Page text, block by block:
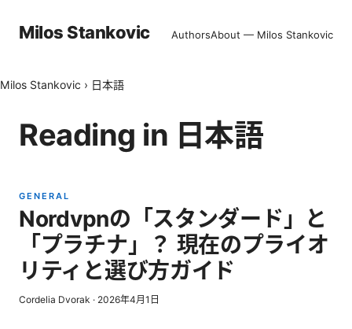
Milos Stankovic AuthorsAbout — Milos Stankovic
Milos Stankovic › 日本語
Reading in 日本語
GENERAL
Nordvpnの「スタンダード」と
「プラチナ」？ 現在のプライオ
リティと選び方ガイド
Cordelia Dvorak · 2026年4月1日